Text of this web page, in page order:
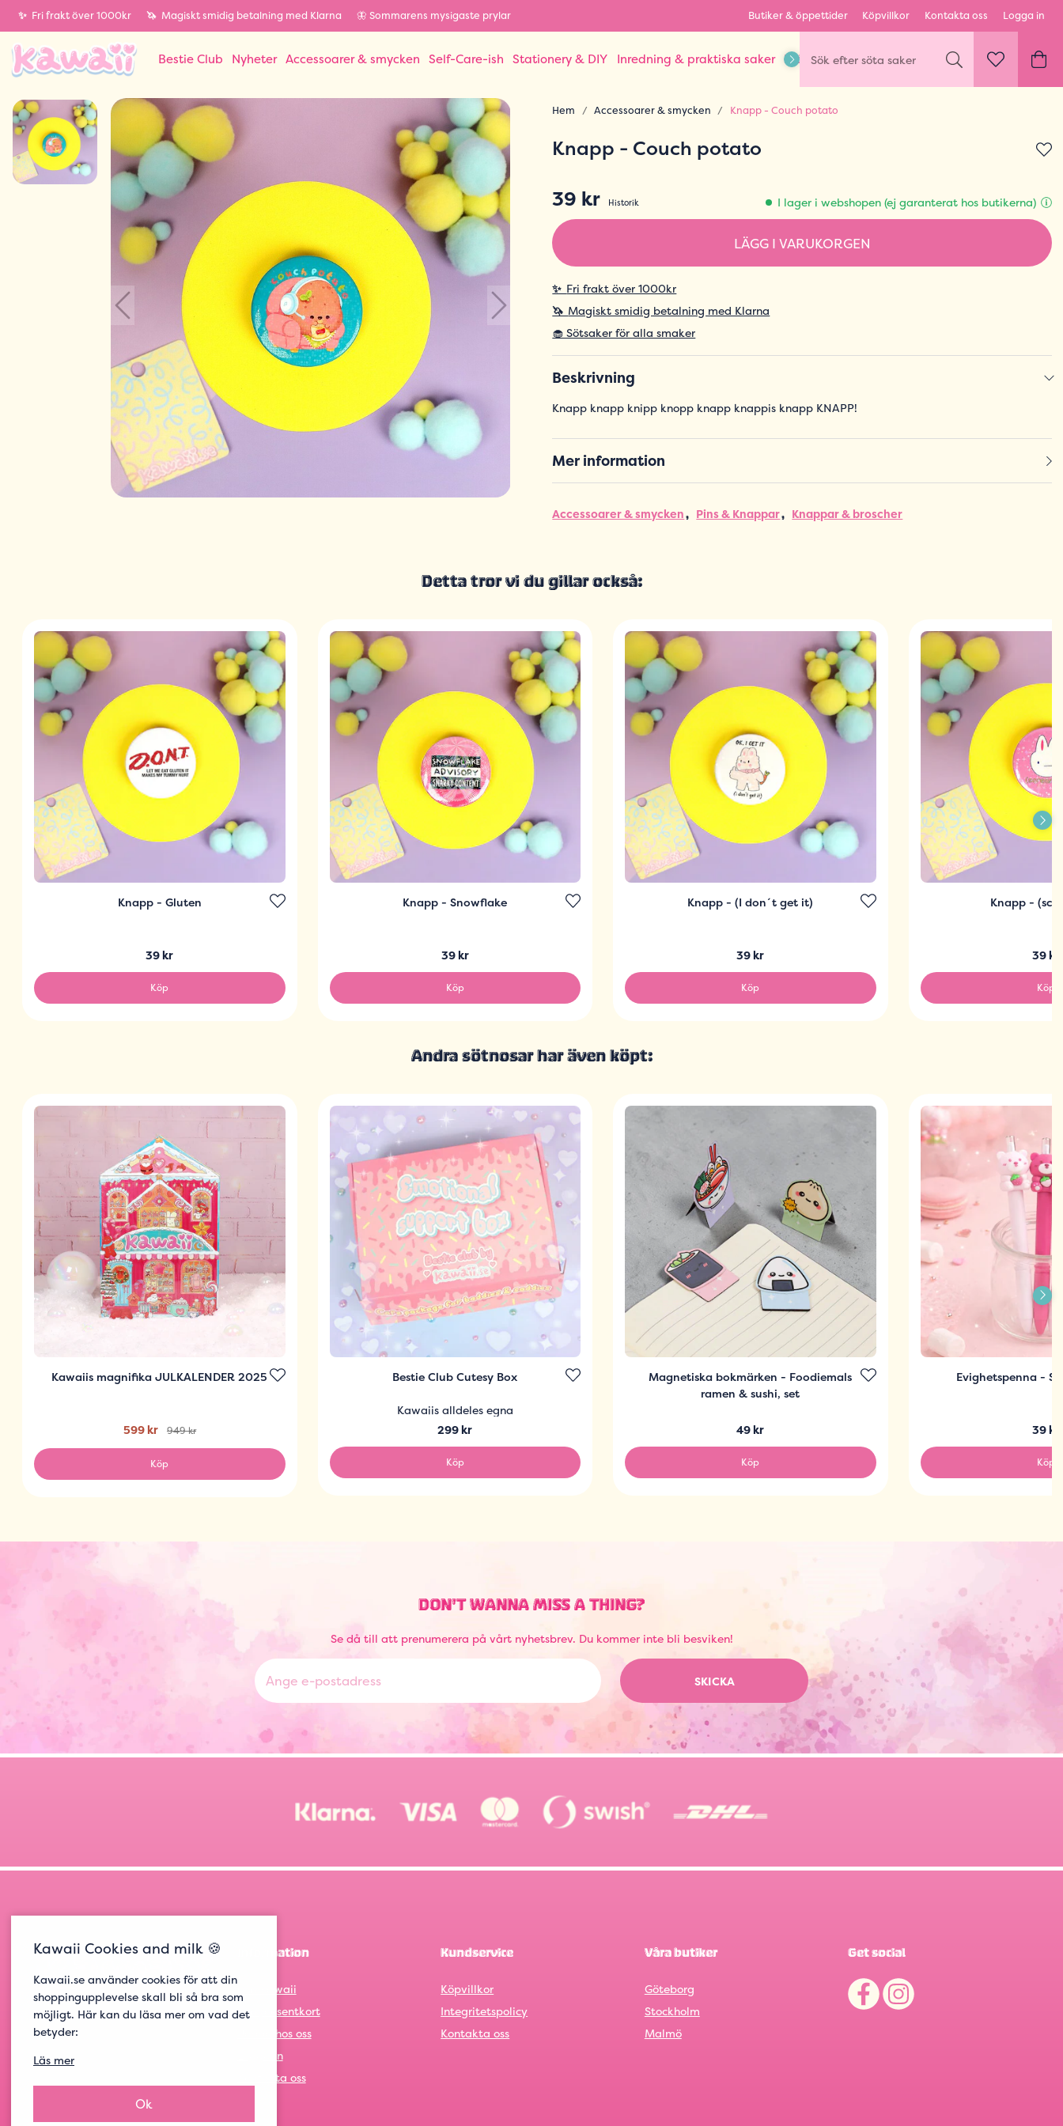
✨ Fri frakt över 1000kr 🦄 Magiskt smidig betalning med Klarna 🦋 Sommarens mysigaste prylar Butiker & öppettider Köpvillkor Kontakta oss Logga in
Bestie Club Nyheter Accessoarer & smycken Self-Care-ish Stationery & DIY Inredning & praktiska saker Kläder & Outfits Karaktärer & fandom
Hem Accessoarer & smycken Knapp - Couch potato
Knapp - Couch potato
39 kr
Historik I lager i webshopen (ej garanterat hos butikerna)
LÄGG I VARUKORGEN
✨ Fri frakt över 1000kr
🦄 Magiskt smidig betalning med Klarna
🧁 Sötsaker för alla smaker
Beskrivning
Knapp knapp knipp knopp knapp knappis knapp KNAPP!
Mer information
Accessoarer & smycken Pins & Knappar Knappar & broscher
Detta tror vi du gillar också:
Knapp - Gluten
39 kr
Köp
Knapp - Snowflake
39 kr
Köp
Knapp - (I don´t get it)
39 kr
Köp
Knapp -
39 kr
Köp
Andra sötnosar har även köpt:
Kawaiis magnifika JULKALENDER 2025
599 kr 949 kr
Köp
Bestie Club Cutesy Box
Kawaiis alldeles egna
299 kr
Köp
Magnetiska bokmärken - Foodiemals
ramen & sushi, set
49 kr
Köp
Evighetspenna -
39 kr
Köp
DON'T WANNA MISS A THING?
Se då till att prenumerera på vårt nyhetsbrev. Du kommer inte bli besviken!
SKICKA
Information
Om Kawaii
Om presentkort
Jobba hos oss
Logga in
Kontakta oss
Kundservice
Köpvillkor
Integritetspolicy
Kontakta oss
Våra butiker
Göteborg
Stockholm
Malmö
Get social
Kawaii Cookies and milk 🍪
Kawaii.se använder cookies för att din
shoppingupplevelse skall bli så bra som
möjligt. Här kan du läsa mer om vad det
betyder:
Läs mer
Ok